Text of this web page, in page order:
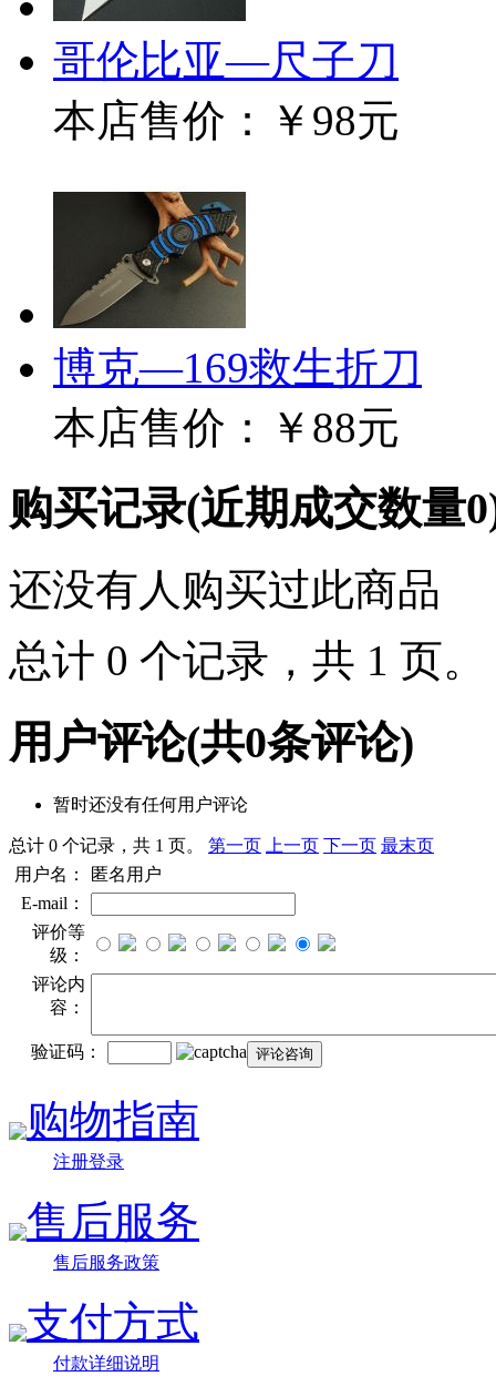
哥伦比亚—尺子刀
本店售价：
￥98元
博克—169救生折刀
本店售价：
￥88元
购买记录(近期成交数量0
还没有人购买过此商品
总计 0 个记录，共 1 页。
用户评论(共0条评论)
暂时还没有任何用户评论
总计 0 个记录，共 1 页。 第一页 上一页 下一页 最末页
用户名：
匿名用户
E-mail：
评价等
级：
评论内
容：
验证码：
购物指南
注册登录
售后服务
售后服务政策
支付方式
付款详细说明